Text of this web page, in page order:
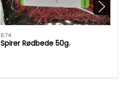
874
Spirer Rødbede 50g.